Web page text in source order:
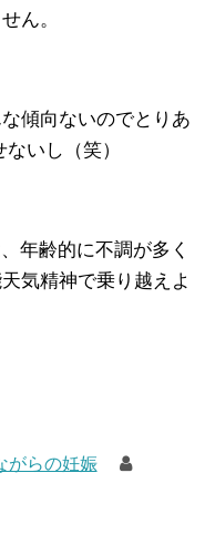
ん。
傾向ないのでとりあ
いし（笑）
年齢的に不調が多く
気精神で乗り越えよ
がらの妊娠